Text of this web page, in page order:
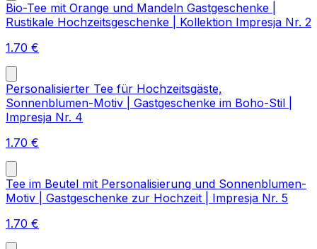
Bio-Tee mit Orange und Mandeln Gastgeschenke |
Rustikale Hochzeitsgeschenke | Kollektion Impresja Nr. 2
1.70 €
Personalisierter Tee für Hochzeitsgäste,
Sonnenblumen-Motiv | Gastgeschenke im Boho-Stil |
Impresja Nr. 4
1.70 €
Tee im Beutel mit Personalisierung und Sonnenblumen-
Motiv | Gastgeschenke zur Hochzeit | Impresja Nr. 5
1.70 €